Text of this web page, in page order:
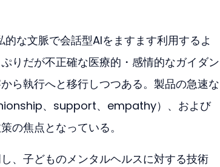
な文脈で会話型AIをますます利用するよ
りだが不正確な医療的・感情的なガイダン
ら執行へと移行しつつある。製品の急速な
、support、empathy）、および
の焦点となっている。
、子どものメンタルヘルスに対する技術